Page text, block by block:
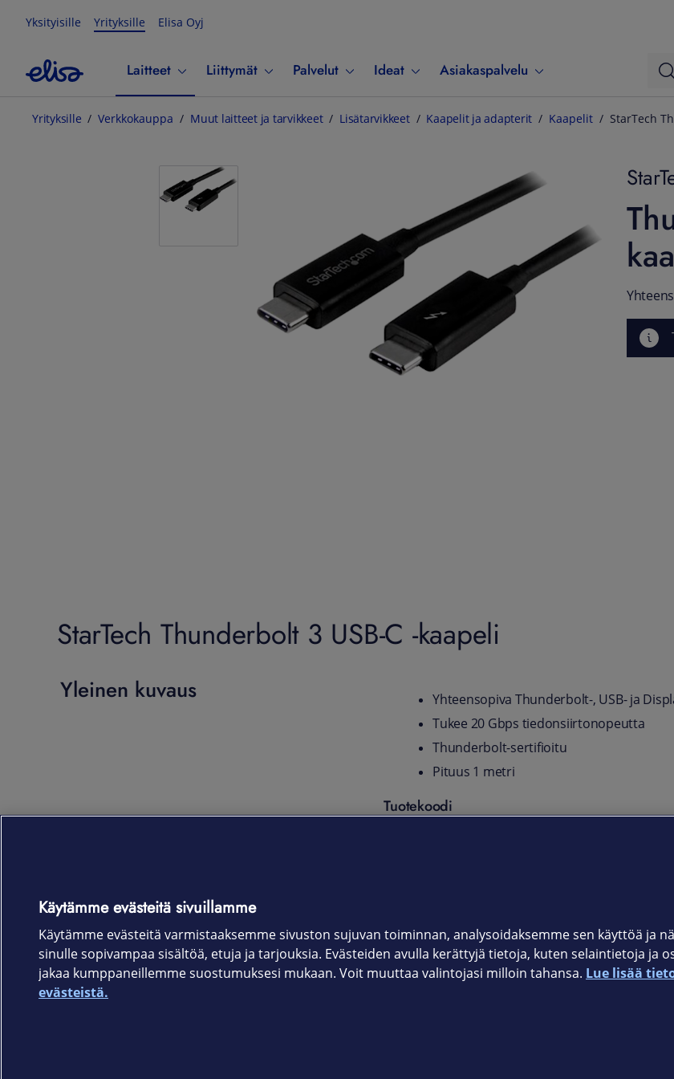
Yksityisille Yrityksille Elisa Oyj
Laitteet Liittymät Palvelut Ideat Asiakaspalvelu
Yrityksille Verkkokauppa Muut laitteet ja tarvikkeet Lisätarvikkeet Kaapelit ja adapterit Kaapelit StarTech
StarTech Thunderbolt 3 USB-C -kaapeli
Yleinen kuvaus
Yhteensopiva Thunderbolt-, USB- ja
Tukee 20 Gbps tiedonsiirtonopeutta
Thunderbolt-sertifioitu
Pituus 1 metri
Tuotekoodi
Käytämme evästeitä sivuillamme
Käytämme evästeitä varmistaaksemme sivuston sujuvan toiminnan, analysoidaksemme sen käyttöä ja
sinulle sopivampaa sisältöä, etuja ja tarjouksia. Evästeiden avulla kerättyjä tietoja, kuten selaintietoja ja
jakaa kumppaneillemme suostumuksesi mukaan. Voit muuttaa valintojasi milloin tahansa. Lue lisää
evästeistä.